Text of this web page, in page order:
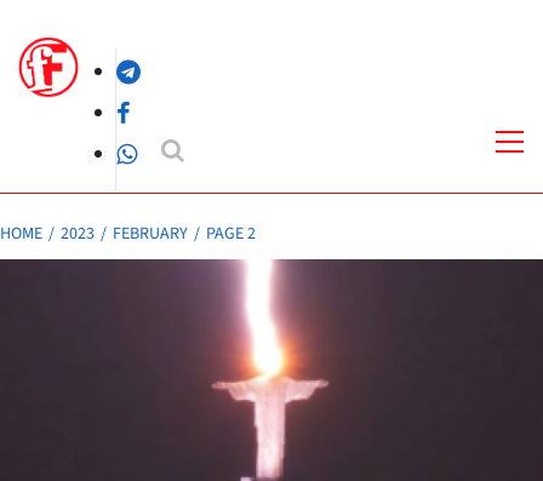
content
Telegram
Facebook
WhatsApp
HOME 2023 FEBRUARY PAGE 2